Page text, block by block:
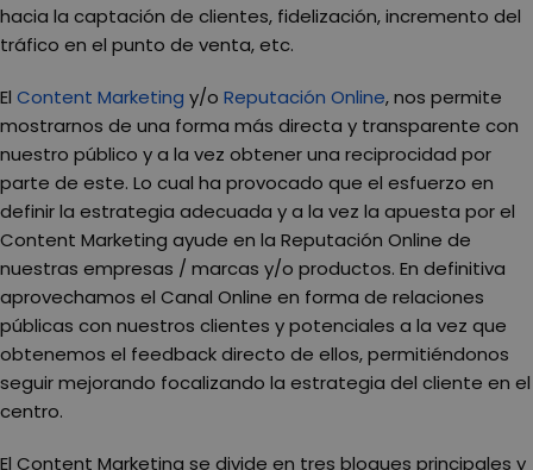
hacia la captación de clientes, fidelización, incremento del
tráfico en el punto de venta, etc.
El Content Marketing y/o Reputación Online, nos permite
mostrarnos de una forma más directa y transparente con
nuestro público y a la vez obtener una reciprocidad por
parte de este. Lo cual ha provocado que el esfuerzo en
definir la estrategia adecuada y a la vez la apuesta por el
Content Marketing ayude en la Reputación Online de
nuestras empresas / marcas y/o productos. En definitiva
aprovechamos el Canal Online en forma de relaciones
públicas con nuestros clientes y potenciales a la vez que
obtenemos el feedback directo de ellos, permitiéndonos
seguir mejorando focalizando la estrategia del cliente en el
centro.
El Content Marketing se divide en tres bloques principales y